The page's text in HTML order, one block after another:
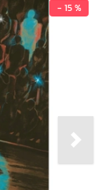
- 15 %
Next